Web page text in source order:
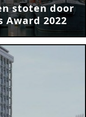
stoten door
Award 2022